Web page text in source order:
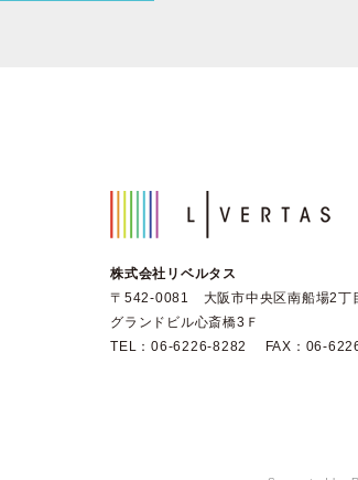
株式会社リベルタス
〒542-0081 大阪市中央区南船場2丁
グランドビル心斎橋3Ｆ
TEL：06-6226-8282 FAX：06-